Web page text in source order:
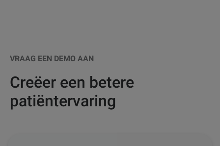
VRAAG EEN DEMO AAN
Creëer een betere
patiëntervaring